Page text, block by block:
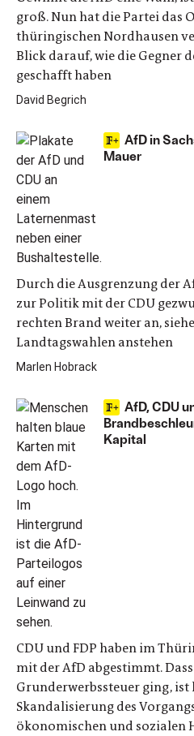
groß. Nun hat die Partei das
thüringischen Nordhausen
Blick darauf, wie die Gegner
geschafft haben
David Begrich
AfD in
Mauer
Durch die Ausgrenzung der
zur Politik mit der CDU
rechten Brand weiter an,
Landtagswahlen anstehen
Marlen Hobrack
AfD, CDU
Kapital
CDU und FDP haben im
mit der AfD abgestimmt.
Grunderwerbssteuer ging, ist
Skandalisierung des
ökonomischen und sozialen